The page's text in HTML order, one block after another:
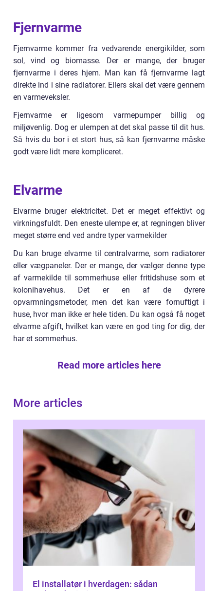
Fjernvarme
Fjernvarme kommer fra vedvarende energikilder, som
sol, vind og biomasse. Der er mange, der bruger
fjernvarme i deres hjem. Man kan få fjernvarme lagt
direkte ind i sine radiatorer. Ellers skal det være gennem
en varmeveksler.
Fjernvarme er ligesom varmepumper billig og
miljøvenlig. Dog er ulempen at det skal passe til dit hus.
Så hvis du bor i et stort hus, så kan fjernvarme måske
godt være lidt mere kompliceret.
Elvarme
Elvarme bruger elektricitet. Det er meget effektivt og
virkningsfuldt. Den eneste ulempe er, at regningen bliver
meget større end ved andre typer varmekilder
Du kan bruge elvarme til centralvarme, som radiatorer
eller vægpaneler. Der er mange, der vælger denne type
af varmekilde til sommerhuse eller fritidshuse som et
kolonihavehus. Det er en af de dyrere
opvarmningsmetoder, men det kan være fornuftigt i
huse, hvor man ikke er hele tiden. Du kan også få noget
elvarme afgift, hvilket kan være en god ting for dig, der
har et sommerhus.
Read more articles here
More articles
El installatør i hverdagen: sådan